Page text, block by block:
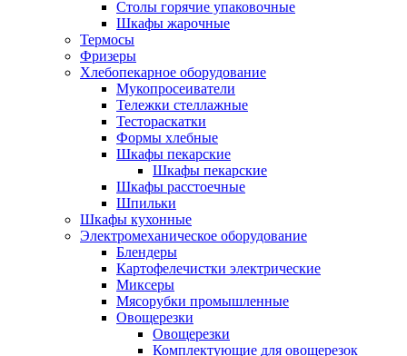
Столы горячие упаковочные
Шкафы жарочные
Термосы
Фризеры
Хлебопекарное оборудование
Мукопросеиватели
Тележки стеллажные
Тестораскатки
Формы хлебные
Шкафы пекарские
Шкафы пекарские
Шкафы расстоечные
Шпильки
Шкафы кухонные
Электромеханическое оборудование
Блендеры
Картофелечистки электрические
Миксеры
Мясорубки промышленные
Овощерезки
Овощерезки
Комплектующие для овощерезок